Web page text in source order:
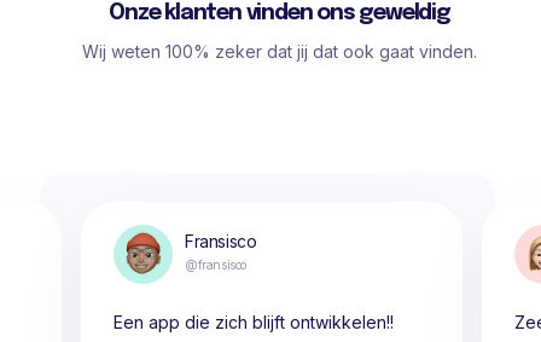
Onze klanten vinden ons geweldig
Wij weten 100% zeker dat jij dat ook gaat vinden.
Fransisco
@fransisco
Een app die zich blijft ontwikkelen!!